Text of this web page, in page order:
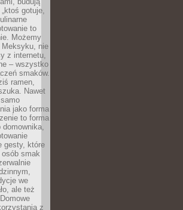
gotuje,
to
Możemy
Meksyku, nie
z internetu,
– wszystko
smaków.
ramen,
Nawet
jako forma
to forma
domownika,
gesty, które
osób smak
we
ale też
z